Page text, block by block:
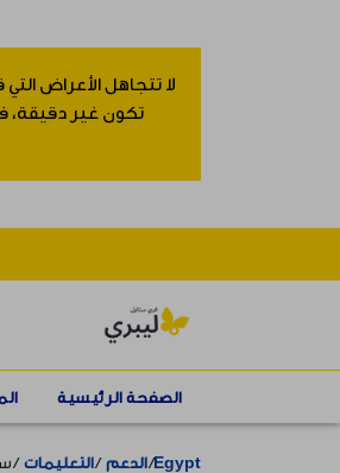
لا تتجاهل الأعراض
تكون غير دقيقة،
الصفحة الرئيسية
Egypt الدعم التعليمات